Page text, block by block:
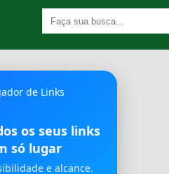
os seus links
só lugar
e alcance.